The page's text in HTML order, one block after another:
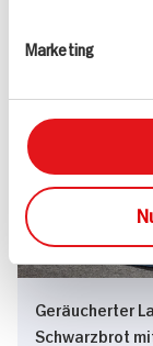
Marketing
576 kcal p.
Geräucherter
Schwarzbrot